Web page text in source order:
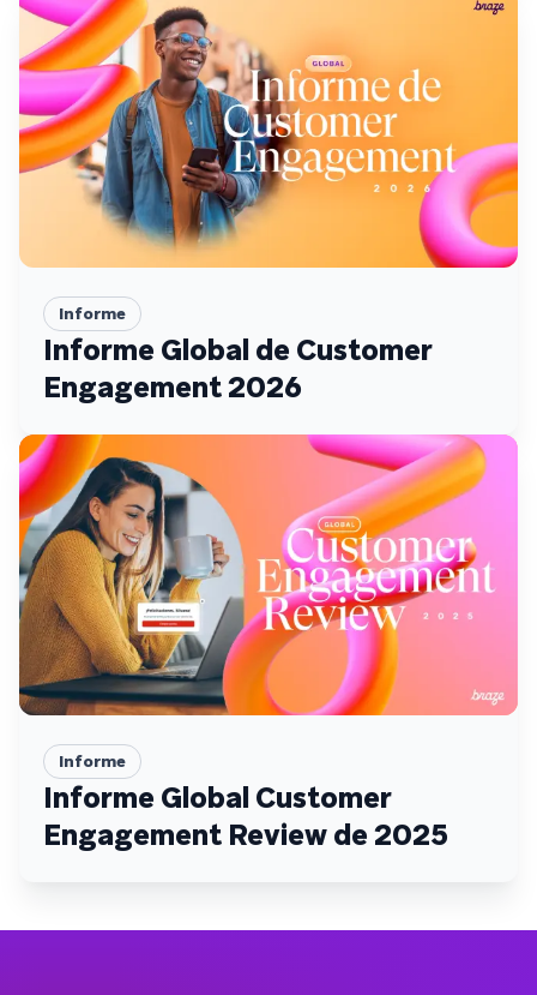
Informe
Informe Global de Customer
Engagement 2026
Informe
Informe Global Customer
Engagement Review de 2025